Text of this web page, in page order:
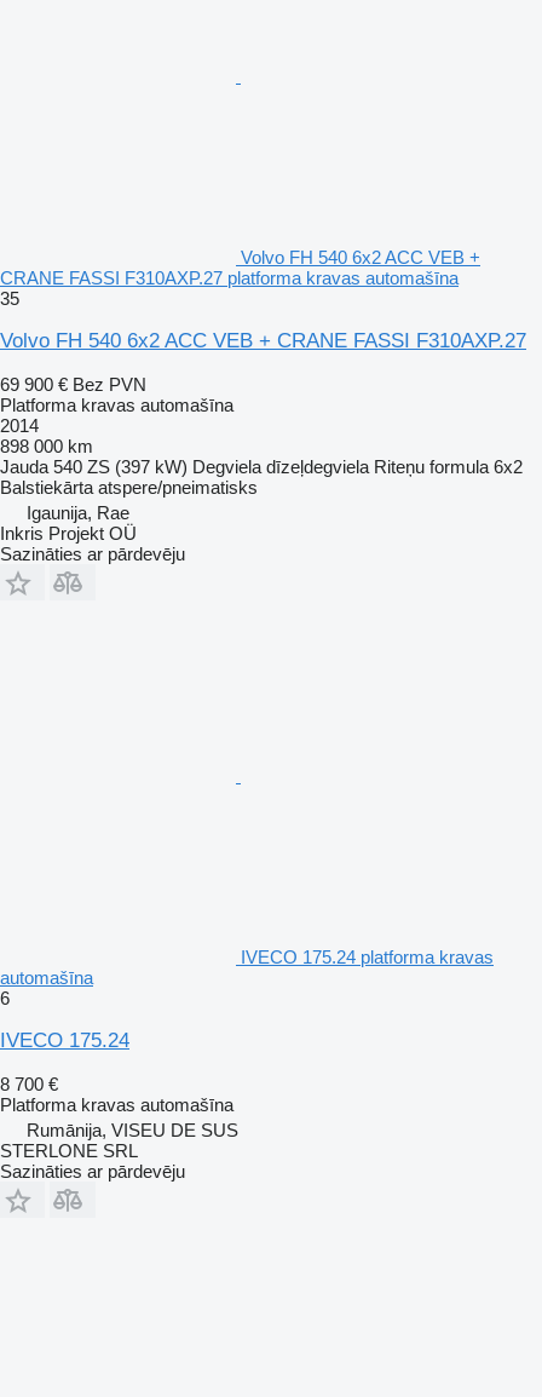
Volvo FH 540 6x2 ACC VEB +
CRANE FASSI F310AXP.27 platforma kravas automašīna
35
Volvo FH 540 6x2 ACC VEB + CRANE FASSI F310AXP.27
69 900 € Bez PVN
Platforma kravas automašīna
2014
898 000 km
Jauda 540 ZS (397 kW) Degviela dīzeļdegviela Riteņu formula 6x2
Balstiekārta atspere/pneimatisks
Igaunija, Rae
Inkris Projekt OÜ
Sazināties ar pārdevēju
IVECO 175.24 platforma kravas
automašīna
6
IVECO 175.24
8 700 €
Platforma kravas automašīna
Rumānija, VISEU DE SUS
STERLONE SRL
Sazināties ar pārdevēju